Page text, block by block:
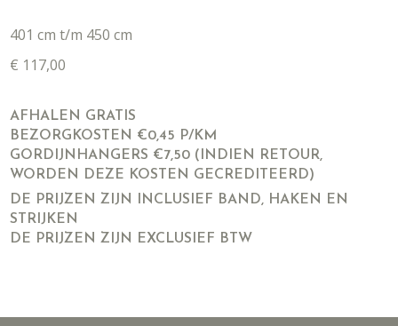
401 cm t/m 450 cm
€ 117,00
AFHALEN GRATIS
BEZORGKOSTEN €0,45 P/KM
GORDIJNHANGERS €7,50 (INDIEN RETOUR,
WORDEN DEZE KOSTEN GECREDITEERD)
DE PRIJZEN ZIJN INCLUSIEF BAND, HAKEN EN
STRIJKEN
DE PRIJZEN ZIJN EXCLUSIEF BTW